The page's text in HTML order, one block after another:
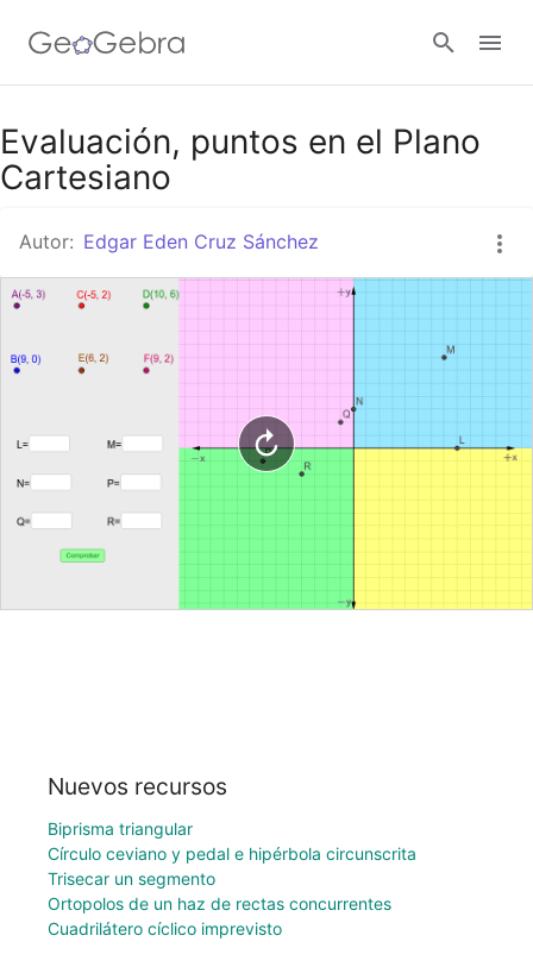
Google Classroom
Abrir sesión
Evaluación, puntos en el Plano
Cartesiano
Autor: Edgar Eden Cruz Sánchez
Nuevos recursos
Biprisma triangular
Círculo ceviano y pedal e hipérbola circunscrita
Trisecar un segmento
Ortopolos de un haz de rectas concurrentes
Cuadrilátero cíclico imprevisto